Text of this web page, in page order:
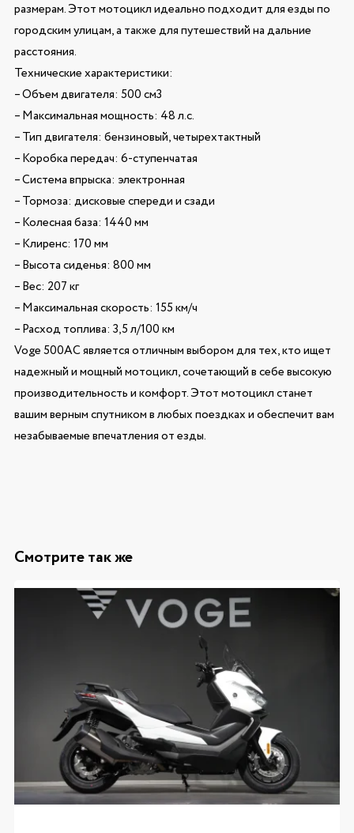
размерам. Этот мотоцикл идеально подходит для езды по
городским улицам, а также для путешествий на дальние
расстояния.
Технические характеристики:
– Объем двигателя: 500 см3
– Максимальная мощность: 48 л.с.
– Тип двигателя: бензиновый, четырехтактный
– Коробка передач: 6-ступенчатая
– Система впрыска: электронная
– Тормоза: дисковые спереди и сзади
– Колесная база: 1440 мм
– Клиренс: 170 мм
– Высота сиденья: 800 мм
– Вес: 207 кг
– Максимальная скорость: 155 км/ч
– Расход топлива: 3,5 л/100 км
Voge 500AC является отличным выбором для тех, кто ищет
надежный и мощный мотоцикл, сочетающий в себе высокую
производительность и комфорт. Этот мотоцикл станет
вашим верным спутником в любых поездках и обеспечит вам
незабываемые впечатления от езды.
Смотрите так же